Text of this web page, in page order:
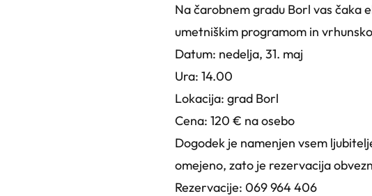
Na čarobnem gradu Borl vas čaka
umetniškim programom in
Datum: nedelja, 31. maj
Ura: 14.00
Lokacija: grad Borl
Cena: 120 € na osebo
Dogodek je namenjen vsem
omejeno, zato je rezervacija
Rezervacije: 069 964 406